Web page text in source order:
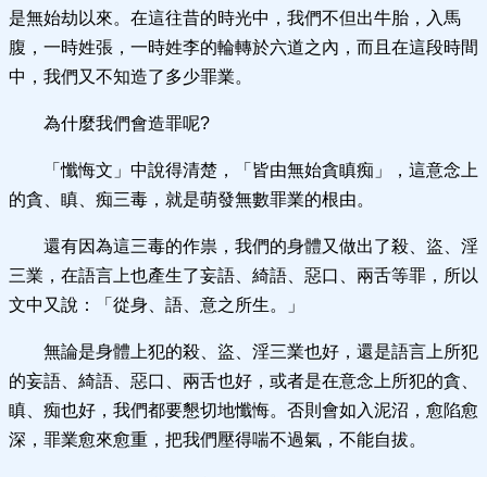
是無始劫以來。在這往昔的時光中，我們不但出牛胎，入馬
腹，一時姓張，一時姓李的輪轉於六道之內，而且在這段時間
中，我們又不知造了多少罪業。
為什麼我們會造罪呢?
「懺悔文」中說得清楚，「皆由無始貪瞋痴」，這意念上
的貪、瞋、痴三毒，就是萌發無數罪業的根由。
還有因為這三毒的作祟，我們的身體又做出了殺、盜、淫
三業，在語言上也產生了妄語、綺語、惡口、兩舌等罪，所以
文中又說：「從身、語、意之所生。」
無論是身體上犯的殺、盜、淫三業也好，還是語言上所犯
的妄語、綺語、惡口、兩舌也好，或者是在意念上所犯的貪、
瞋、痴也好，我們都要懇切地懺悔。否則會如入泥沼，愈陷愈
深，罪業愈來愈重，把我們壓得喘不過氣，不能自拔。